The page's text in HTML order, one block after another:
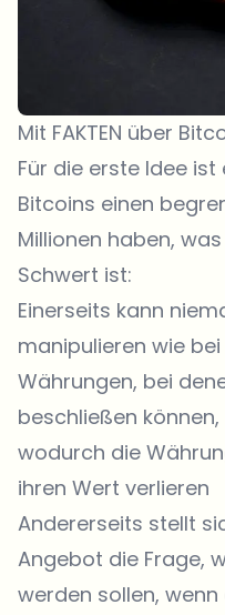
Mit FAKTEN über
Für die erste Idee
Bitcoins einen
Millionen haben,
Schwert ist:
Einerseits kann
manipulieren wie
Währungen, bei
beschließen
wodurch die
ihren Wert verlieren
Andererseits stellt
Angebot die Frage,
werden sollen,